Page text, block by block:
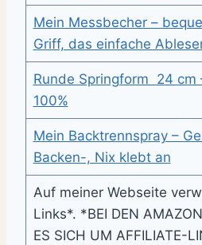
Mein Messbecher –
Griff, das einfache
Runde Springform 24 cm
100%
Mein Backtrennspray –
Backen-, Nix klebt an
Auf meiner Webseite
Links*. *BEI DEN
ES SICH UM AFFILIATE-